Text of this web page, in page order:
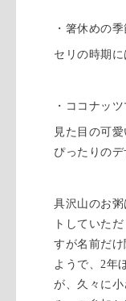
・箸休めの
セリの時期に
・ココナッ
見た目の可
ぴったりのデ
具沢山のお
トしていた
すが名前だ
ようで、2年
が、久々に